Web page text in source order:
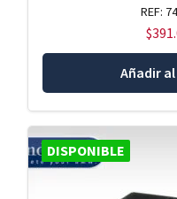
REF:
$
Añadir
DISPONIBLE